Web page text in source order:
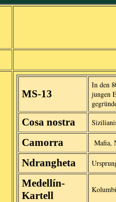
MS-13
In den
jungen
Cosa nostra
Camorra Mafia,
Ndrangheta
Medellín-
Kartell